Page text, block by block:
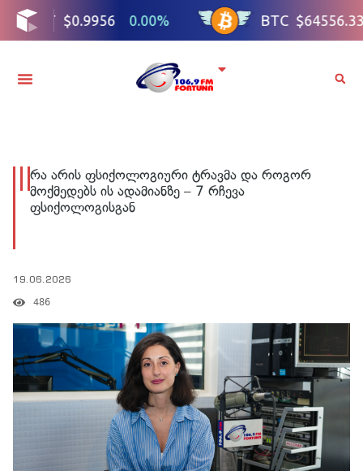
რა არის ფსიქოლოგიური ტრავმა და როგორ
მოქმედებს ის ადამიანზე – 7 რჩევა
ფსიქოლოგისგან
19.06.2026
486